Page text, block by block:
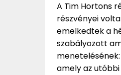
A Tim Hortons
részvényei
emelkedtek a
szabályozott
amely az